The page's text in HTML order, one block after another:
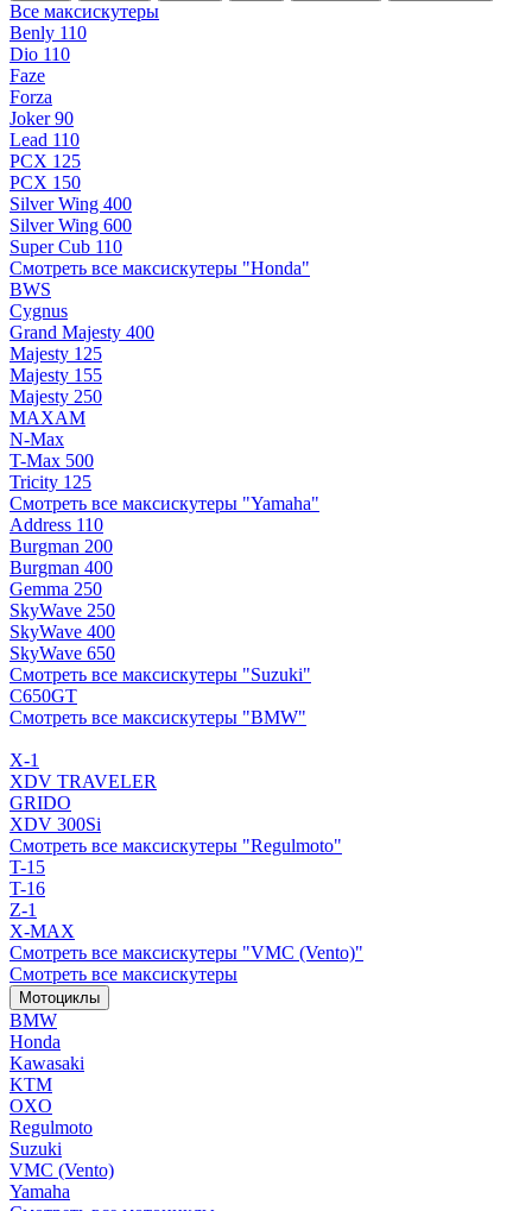
Все максискутеры
Benly 110
Dio 110
Faze
Forza
Joker 90
Lead 110
PCX 125
PCX 150
Silver Wing 400
Silver Wing 600
Super Cub 110
Смотреть все максискутеры "Honda"
BWS
Cygnus
Grand Majesty 400
Majesty 125
Majesty 155
Majesty 250
MAXAM
N-Max
T-Max 500
Tricity 125
Смотреть все максискутеры "Yamaha"
Address 110
Burgman 200
Burgman 400
Gemma 250
SkyWave 250
SkyWave 400
SkyWave 650
Смотреть все максискутеры "Suzuki"
C650GT
Смотреть все максискутеры "BMW"
X-1
XDV TRAVELER
GRIDO
XDV 300Si
Смотреть все максискутеры "Regulmoto"
T-15
T-16
Z-1
X-MAX
Смотреть все максискутеры "VMC (Vento)"
Смотреть все максискутеры
Мотоциклы
BMW
Honda
Kawasaki
KTM
OXO
Regulmoto
Suzuki
VMC (Vento)
Yamaha